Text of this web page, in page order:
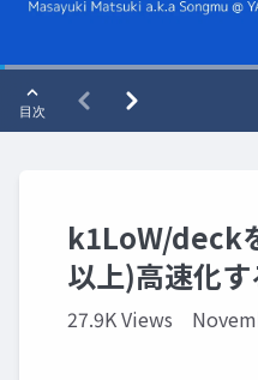
k1LoW/deck
以上)高速化
27.9K Views